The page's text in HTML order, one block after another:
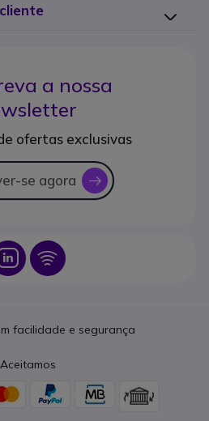
a nossa
ofertas exclusivas
se agora icon
Icon Icon
facilidade e segurança
Aceitamos